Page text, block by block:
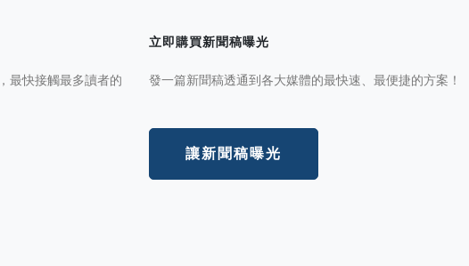
最快接觸最多讀者的
立即購買新聞稿曝光
發一篇新聞稿透通到各大媒體的最快速、最便捷的方案！
讓新聞稿曝光